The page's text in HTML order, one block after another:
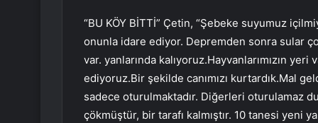
“BU KÖY BİTTİ” Çetin, “Şebeke suyumuz
onunla idare ediyor. Depremden sonra sular
var. yanlarında kalıyoruz.Hayvanlarımızın
ediyoruz.Bir şekilde canımızı kurtardık.Mal
sadece oturulmaktadır. Diğerleri oturulamaz
çökmüştür, bir tarafı kalmıştır. 10 tanesi yeni